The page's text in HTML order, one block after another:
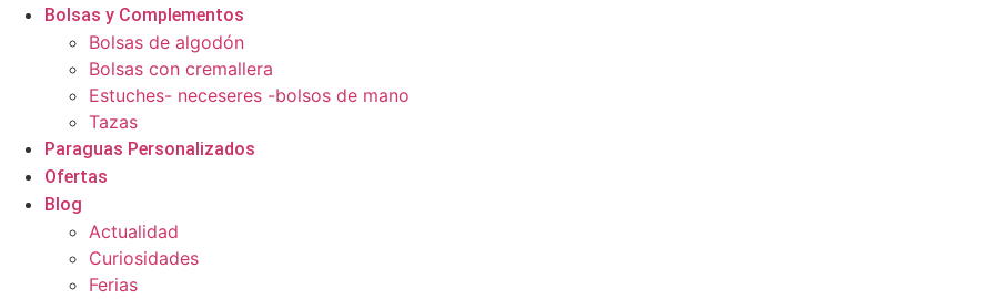
Bolsas y Complementos
Bolsas de algodón
Bolsas con cremallera
Estuches- neceseres -bolsos de mano
Tazas
Paraguas Personalizados
Ofertas
Blog
Actualidad
Curiosidades
Ferias